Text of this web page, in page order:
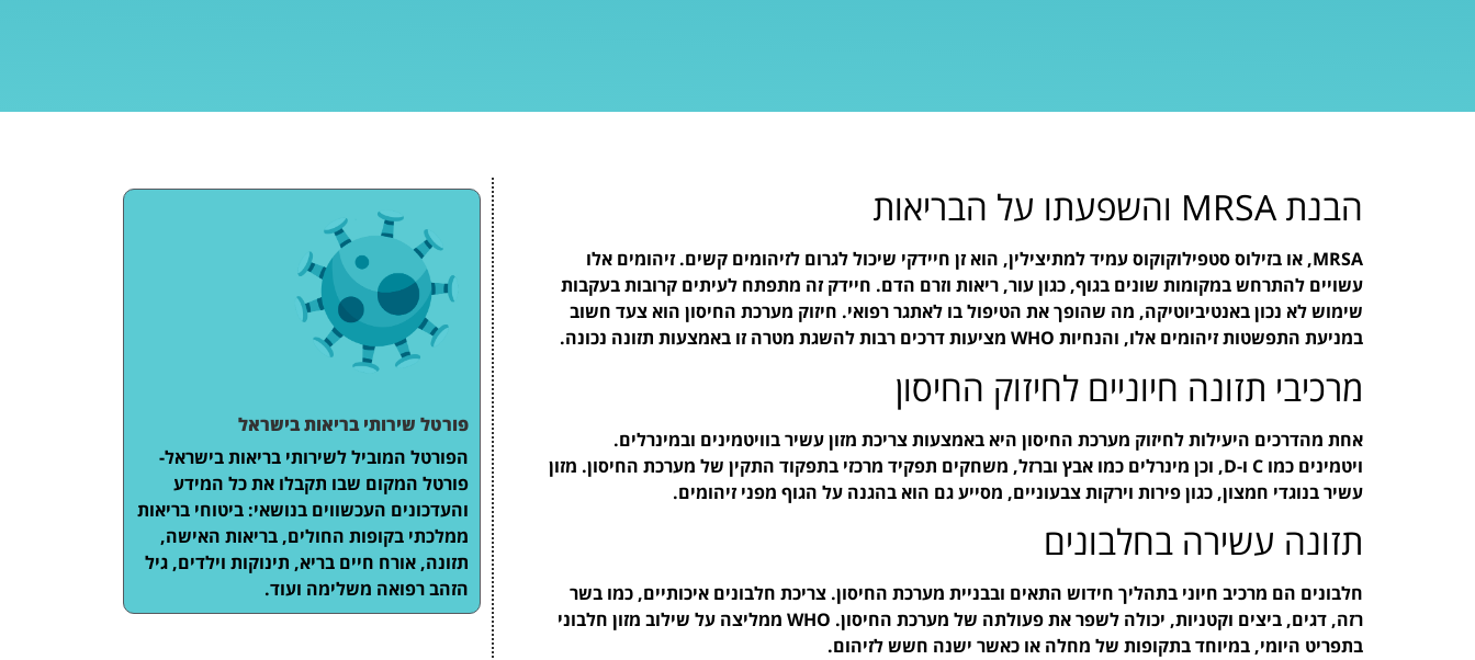
הבנת MRSA והשפעתו על הבריאות
MRSA, או בזילוס סטפילוקוקוס עמיד למתיצילין, הוא זן חיידקי שיכול לגרום לזיהומים קשים. זיהומים אלו
עשויים להתרחש במקומות שונים בגוף, כגון עור, ריאות וזרם הדם. חיידק זה מתפתח לעיתים קרובות בעקבות
שימוש לא נכון באנטיביוטיקה, מה שהופך את הטיפול בו לאתגר רפואי. חיזוק מערכת החיסון הוא צעד חשוב
במניעת התפשטות זיהומים אלו, והנחיות WHO מציעות דרכים רבות להשגת מטרה זו באמצעות תזונה נכונה.
מרכיבי תזונה חיוניים לחיזוק החיסון
אחת מהדרכים היעילות לחיזוק מערכת החיסון היא באמצעות צריכת מזון עשיר בוויטמינים ובמינרלים.
ויטמינים כמו C ו-D, וכן מינרלים כמו אבץ וברזל, משחקים תפקיד מרכזי בתפקוד התקין של מערכת החיסון. מזון
עשיר בנוגדי חמצון, כגון פירות וירקות צבעוניים, מסייע גם הוא בהגנה על הגוף מפני זיהומים.
תזונה עשירה בחלבונים
חלבונים הם מרכיב חיוני בתהליך חידוש התאים ובבניית מערכת החיסון. צריכת חלבונים איכותיים, כמו בשר
רזה, דגים, ביצים וקטניות, יכולה לשפר את פעולתה של מערכת החיסון. WHO ממליצה על שילוב מזון חלבוני
בתפריט היומי, במיוחד בתקופות של מחלה או כאשר ישנה חשש לזיהום.
פורטל שירותי בריאות בישראל
הפורטל המוביל לשירותי בריאות בישראל-
פורטל המקום שבו תקבלו את כל המידע
והעדכונים העכשווים בנושאי: ביטוחי בריאות
ממלכתי בקופות החולים, בריאות האישה,
תזונה, אורח חיים בריא, תינוקות וילדים, גיל
הזהב רפואה משלימה ועוד.